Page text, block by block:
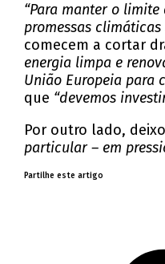
“Para manter o
promessas
comecem a cortar
energia limpa e
União Europeia para
que “devemos
Por outro lado,
particular – em
Partilhe este artigo